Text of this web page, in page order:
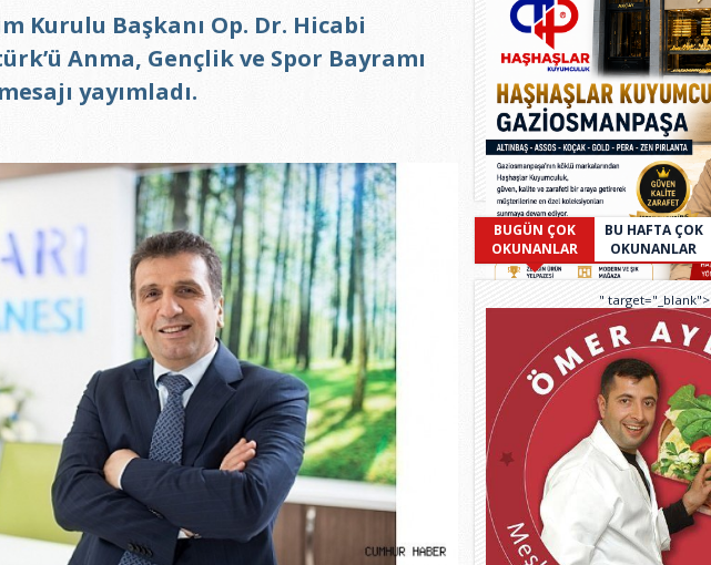
Kurulu Başkanı Op. Dr. Hicabi
Anma, Gençlik ve Spor Bayramı
yayımladı.
BUGÜN ÇOK
OKUNANLAR
BU HAFTA ÇOK
OKUNANLAR
" target="_blank">